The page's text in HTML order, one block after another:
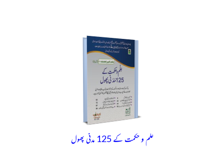
علم و حکمت کے 125 مدنی پھول